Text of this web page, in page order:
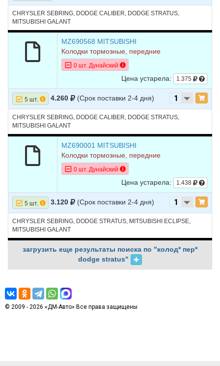
CHRYSLER SEBRING, DODGE CALIBER, DODGE STRATUS,
MITSUBISHI GALANT
MZ690568 MITSUBISHI
Колодки тормозные, передние
0 шт. Дунайский
Цена устарела: 1.375
5 шт. 4.260 (Срок поставки 2-4 дня)
CHRYSLER SEBRING, DODGE CALIBER, DODGE STRATUS,
MITSUBISHI GALANT
MZ690001 MITSUBISHI
Колодки тормозные, передние
0 шт. Дунайский
Цена устарела: 1.438
5 шт. 3.120 (Срок поставки 2-4 дня)
CHRYSLER SEBRING, DODGE STRATUS, MITSUBISHI ECLIPSE,
MITSUBISHI GALANT
загрузить еще результаты поиска по "колод* пер*
dodge stratus"
© 2009 - 2026 «ДМ-Авто» Все права защищены